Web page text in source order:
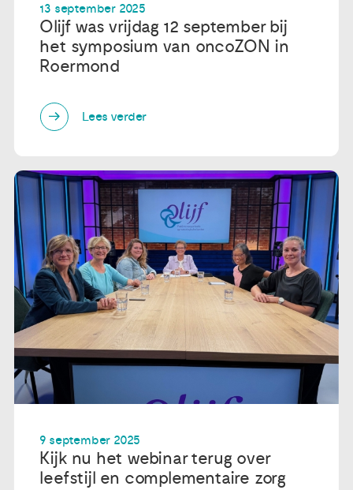
13 september 2025
Olijf was vrijdag 12 september bij
het symposium van oncoZON in
Roermond
Lees verder
9 september 2025
Kijk nu het webinar terug over
leefstijl en complementaire zorg